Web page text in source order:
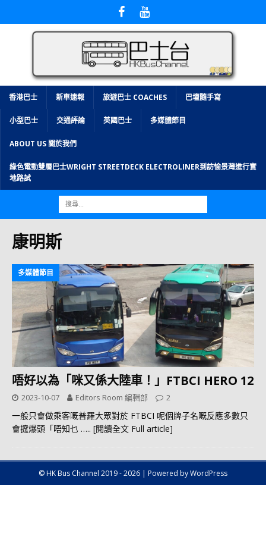
香港巴士 新車速報 旅遊巴士 COACHES 巴壇隨手寫
小型巴士 交通評論 英國巴士 多媒體節目
ABOUT US 關於我們
綠色電動雙層巴士WRIGHT STREETDECK ELECTROLINER到訪愉景灣進行實
地路試
康明斯
多媒體節目
唔好以為「咪又係大陸車！」FTBCI HERO 12
2023-10-07 Editors Room 編輯部 2
一般只會做乘客嘅普羅大眾對於 FTBCI 呢個牌子名嘅反應多數只
會搲爆頭「唔知乜 ….. [閱讀全文 Full article]
© HK Bus Channel 2019 - 2026 | Powered by WordPress